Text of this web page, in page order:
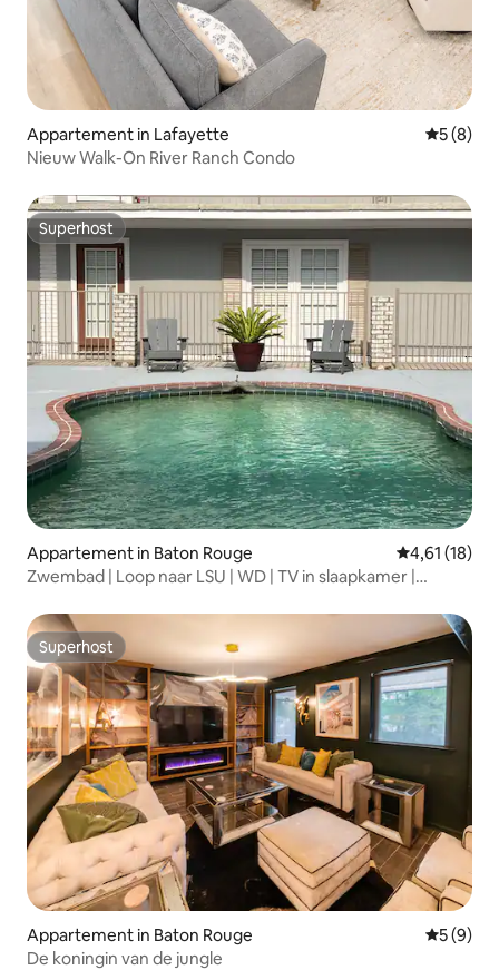
Appartement in Lafayette
5 (8)
Nieuw Walk-On River Ranch Condo
Superhost
Superhost
Appartement in Baton Rouge Gemiddelde
4,61 (18)
Zwembad | Loop naar LSU | WD | TV in slaapkamer |
Superhost
Superhost
Appartement in Baton Rouge
5 (9)
De koningin van de jungle